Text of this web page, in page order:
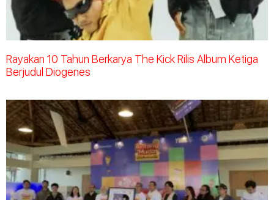
Rayakan 10 Tahun Berkarya The Kick Rilis Album Ketiga
Berjudul Diogenes